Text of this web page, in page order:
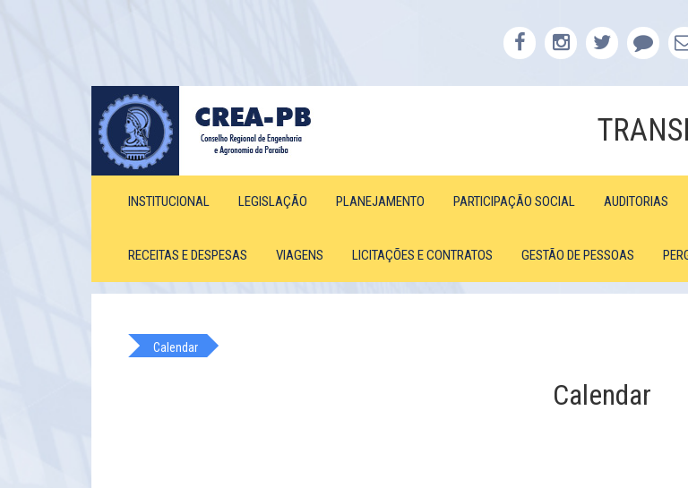
INSTITUCIONAL LEGISLAÇÃO PLANEJAMENTO PARTICIPAÇÃO SOCIAL AUDITORIAS
RECEITAS E DESPESAS VIAGENS LICITAÇÕES E CONTRATOS GESTÃO DE PESSOAS
Calendar
Calendar